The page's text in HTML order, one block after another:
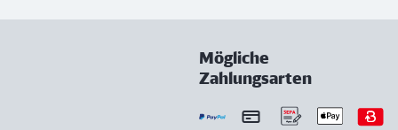
Mögliche
Zahlungsarten